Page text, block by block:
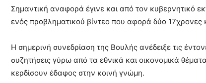
Σημαντική αναφορά έγινε και από τον κυβερνητικό
ενός προβληματικού βίντεο που αφορά δύο 17χρονες
Η σημερινή συνεδρίαση της Βουλής ανέδειξε τις
συζητήσεις γύρω από τα εθνικά και οικονομικά
κερδίσουν έδαφος στην κοινή γνώμη.